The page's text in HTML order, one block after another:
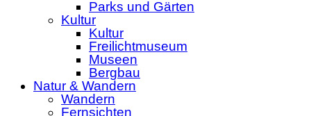
Parks und Gärten
Kultur
Kultur
Freilichtmuseum
Museen
Bergbau
Natur & Wandern
Wandern
Fernsichten